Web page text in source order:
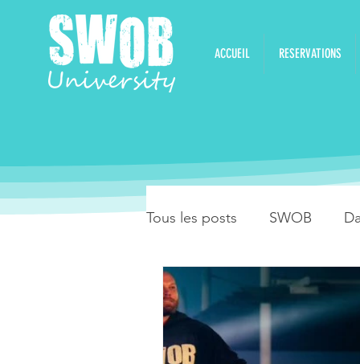
ACCUEIL RESERVATIONS
Tous les posts SWOB
Stage de danses latines
Stage de danses pendant